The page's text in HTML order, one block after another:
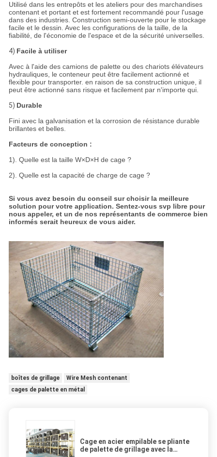
Utilisé dans les entrepôts et les ateliers pour des marchandises
contenant et portant et est fortement recommandé pour l'usage
dans des industries. Construction semi-ouverte pour le stockage
facile et le dessin. Avec les configurations de la taille, de la
fiabilité, de l'économie de l'espace et de la sécurité universelles.
4) Facile à utiliser
Avec à l'aide des camions de palette ou des chariots élévateurs
hydrauliques, le conteneur peut être facilement actionné et
flexible pour transporter. en raison de sa construction unique, il
peut être actionné sans risque et facilement par n'importe qui.
5) Durable
Fini avec la galvanisation et la corrosion de résistance durable
brillantes et belles.
Facteurs de conception :
1). Quelle est la taille W×D×H de cage ?
2). Quelle est la capacité de charge de cage ?
Si vous avez besoin du conseil sur choisir la meilleure
solution pour votre application. Sentez-vous svp libre pour
nous appeler, et un de nos représentants de commerce bien
informés serait heureux de vous aider.
boîtes de grillage
Wire Mesh contenant
cages de palette en métal
Cage en acier empilable se pliante
de palette de grillage avec la